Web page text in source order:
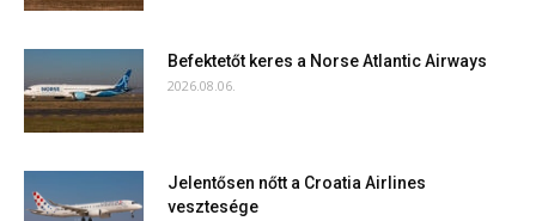
Befektetőt keres a Norse Atlantic Airways
2026.08.06.
Jelentősen nőtt a Croatia Airlines
vesztesége